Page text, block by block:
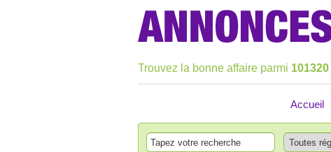
Trouvez la bonne affaire parmi 101320
Accueil